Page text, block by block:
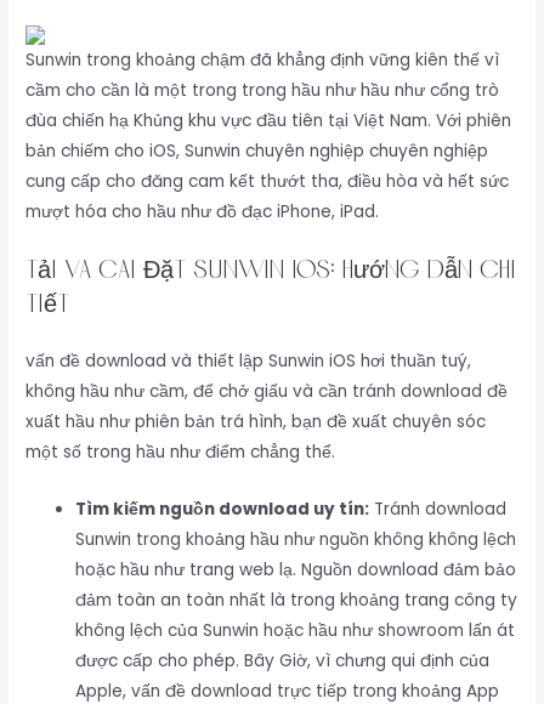
Sunwin trong khoảng chậm đã khẳng định vững kiên thế vì
cầm cho cần là một trong trong hầu như hầu như cổng trò
đùa chiến hạ Khủng khu vực đầu tiên tại Việt Nam. Với phiên
bản chiếm cho iOS, Sunwin chuyên nghiệp chuyên nghiệp
cung cấp cho đăng cam kết thướt tha, điều hòa và hết sức
mượt hóa cho hầu như đồ đạc iPhone, iPad.
Tải và Cài Đặt Sunwin iOS: Hướng Dẫn Chi
Tiết
vấn đề download và thiết lập Sunwin iOS hơi thuần tuý,
không hầu như cầm, để chở giấu và cần tránh download đề
xuất hầu như phiên bản trá hình, bạn đề xuất chuyên sóc
một số trong hầu như điểm chẳng thể.
Tìm kiếm nguồn download uy tín: Tránh download
Sunwin trong khoảng hầu như nguồn không không lệch
hoặc hầu như trang web lạ. Nguồn download đảm bảo
đảm toàn an toàn nhất là trong khoảng trang công ty
không lệch của Sunwin hoặc hầu như showroom lấn át
được cấp cho phép. Bây Giờ, vì chưng qui định của
Apple, vấn đề download trực tiếp trong khoảng App